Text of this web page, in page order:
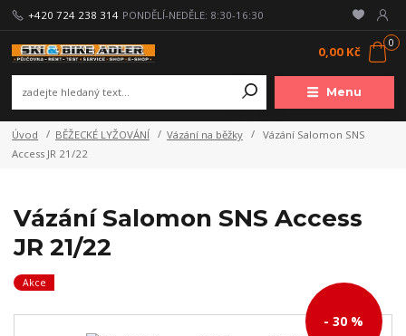
Menu
+420 724 238 314 PONDĚLÍ-NEDĚLE: 8:30-16:30
0
0,00 Kč
Úvod BĚŽECKÉ LYŽOVÁNÍ Vázání na běžky
Vázání Salomon SNS
Access JR 21/22
Vázání Salomon SNS Access
JR 21/22
Akce
- 30 %